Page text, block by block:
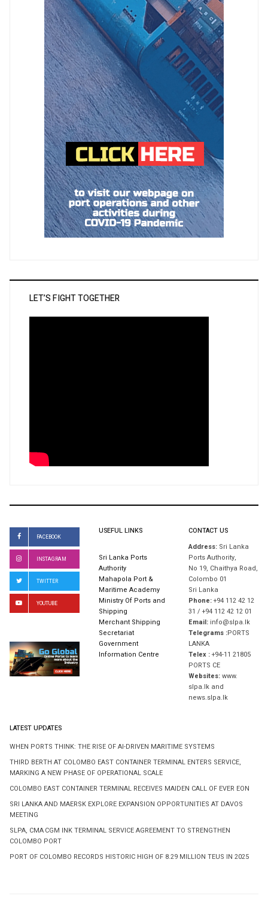
LET’S FIGHT TOGETHER
FACEBOOK
INSTAGRAM
TWITTER
YOUTUBE
USEFUL LINKS
Sri Lanka Ports
Authority
Mahapola Port &
Maritime Academy
Ministry Of Ports and
Shipping
Merchant Shipping
Secretariat
Government
Information Centre
CONTACT US
Address: Sri Lanka
Ports Authority,
No 19, Chaithya Road,
Colombo 01
Sri Lanka
Phone:+94 112 42 12
31 / +94 112 42 12 01
Email: info@slpa.lk
Telegrams :PORTS
LANKA
Telex :+94-11 21805
PORTS CE
Websites:www.
slpa.lk and
news.slpa.lk
LATEST UPDATES
WHEN PORTS THINK: THE RISE OF AI-DRIVEN MARITIME SYSTEMS
THIRD BERTH AT COLOMBO EAST CONTAINER TERMINAL ENTERS SERVICE,
MARKING A NEW PHASE OF OPERATIONAL SCALE
COLOMBO EAST CONTAINER TERMINAL RECEIVES MAIDEN CALL OF EVER EON
SRI LANKA AND MAERSK EXPLORE EXPANSION OPPORTUNITIES AT DAVOS
MEETING
SLPA, CMA CGM INK TERMINAL SERVICE AGREEMENT TO STRENGTHEN
COLOMBO PORT
PORT OF COLOMBO RECORDS HISTORIC HIGH OF 8.29 MILLION TEUS IN 2025